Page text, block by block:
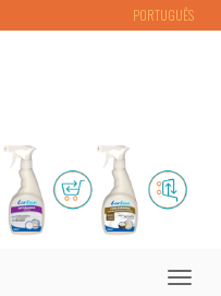
PORTUGUÊS
Toggle